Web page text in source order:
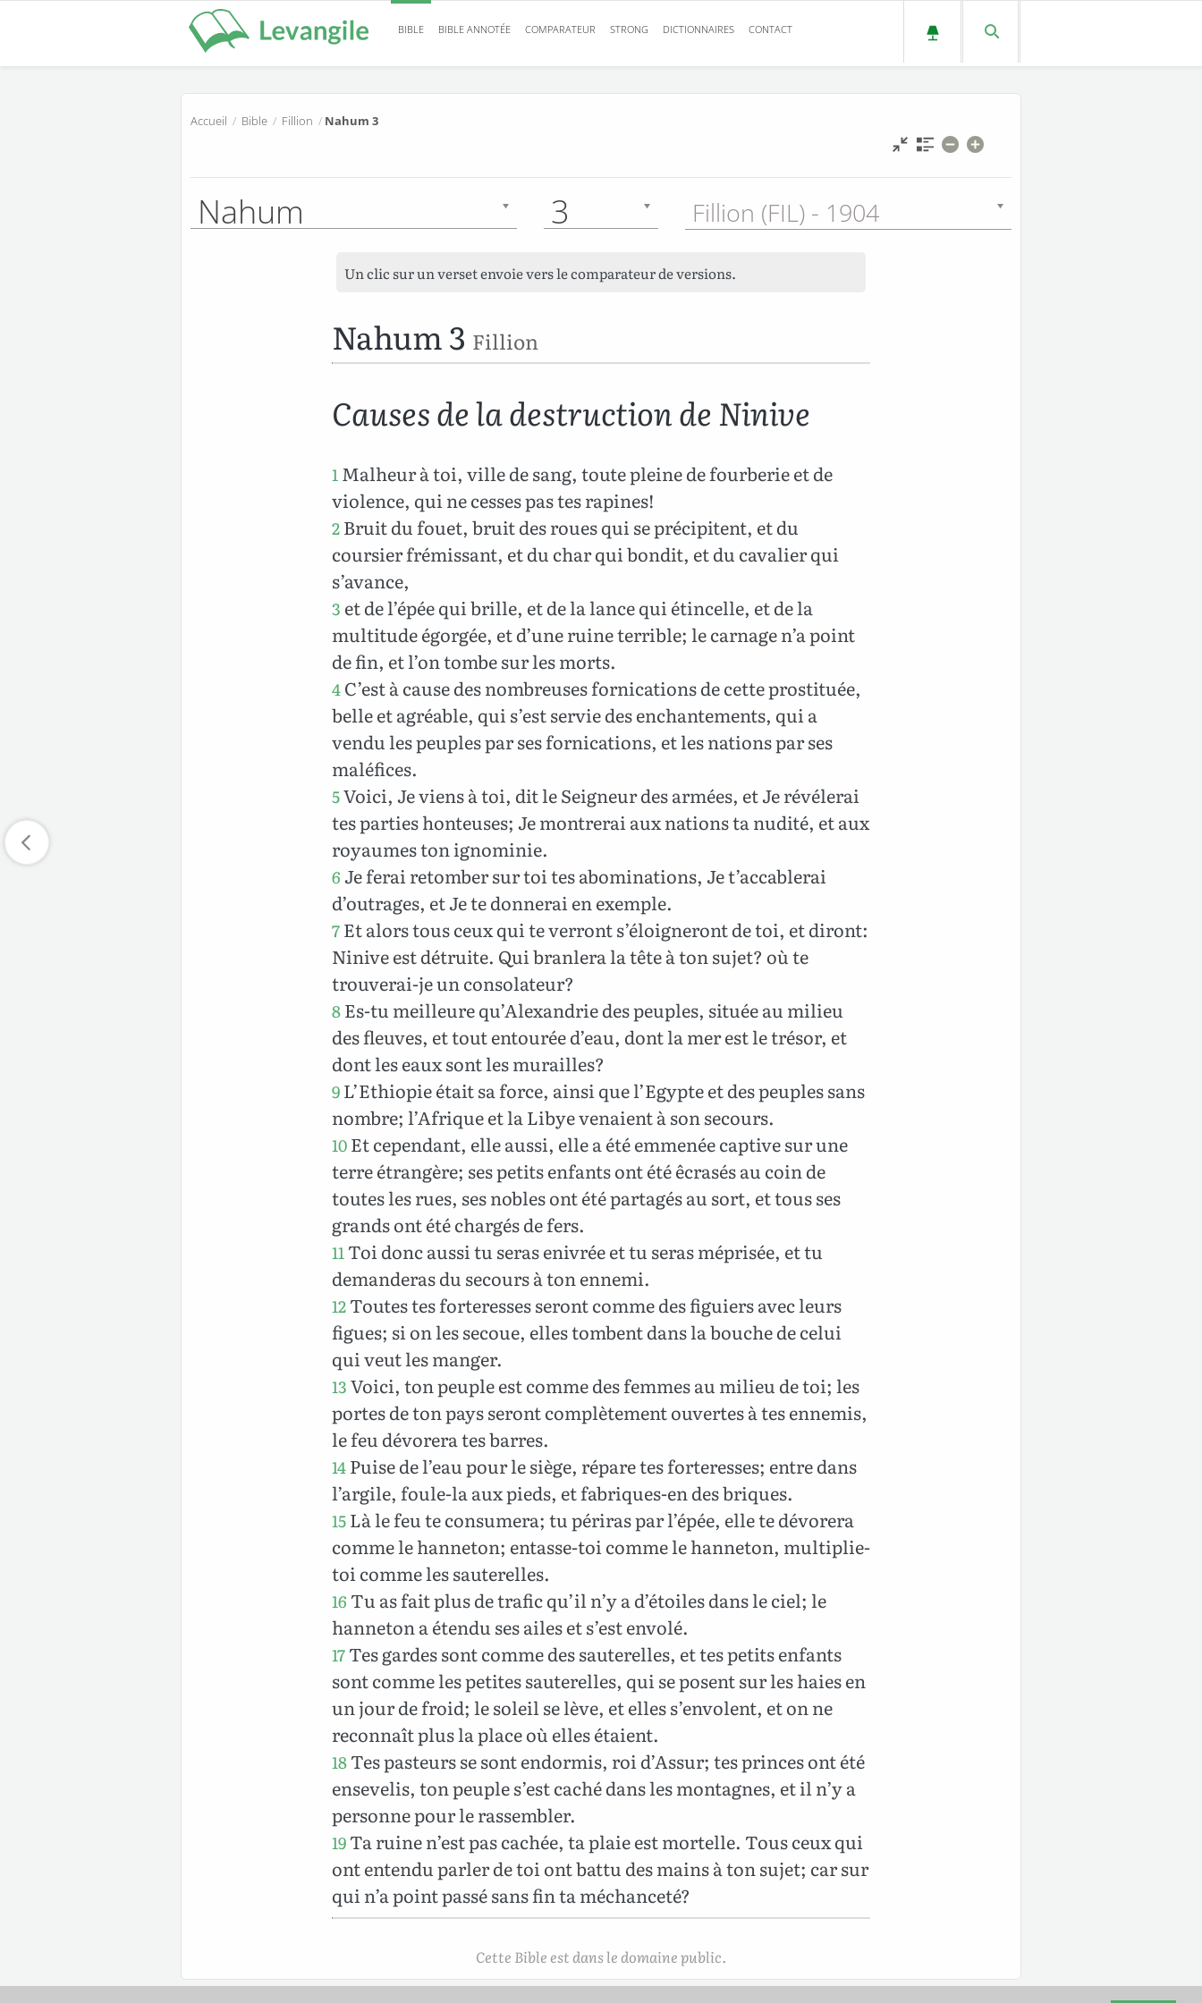
BIBLE BIBLE ANNOTÉE COMPARATEUR STRONG DICTIONNAIRES CONTACT
Accueil / Bible / Fillion / Nahum 3
Nahum 3 Fillion (FIL) - 1904
Un clic sur un verset envoie vers le comparateur de versions.
Nahum 3 Fillion
Causes de la destruction de Ninive
1Malheur à toi, ville de sang, toute pleine de fourberie et de
violence, qui ne cesses pas tes rapines!
2Bruit du fouet, bruit des roues qui se précipitent, et du
coursier frémissant, et du char qui bondit, et du cavalier qui
s’avance,
3 et de l’épée qui brille, et de la lance qui étincelle, et de la
multitude égorgée, et d’une ruine terrible; le carnage n’a point
de fin, et l’on tombe sur les morts.
4C’est à cause des nombreuses fornications de cette prostituée,
belle et agréable, qui s’est servie des enchantements, qui a
vendu les peuples par ses fornications, et les nations par ses
maléfices.
5Voici, Je viens à toi, dit le Seigneur des armées, et Je révélerai
tes parties honteuses; Je montrerai aux nations ta nudité, et aux
royaumes ton ignominie.
6 Je ferai retomber sur toi tes abominations, Je t’accablerai
d’outrages, et Je te donnerai en exemple.
7Et alors tous ceux qui te verront s’éloigneront de toi, et diront:
Ninive est détruite. Qui branlera la tête à ton sujet? où te
trouverai-je un consolateur?
8Es-tu meilleure qu’Alexandrie des peuples, située au milieu
des fleuves, et tout entourée d’eau, dont la mer est le trésor, et
dont les eaux sont les murailles?
9L’Ethiopie était sa force, ainsi que l’Egypte et des peuples sans
nombre; l’Afrique et la Libye venaient à son secours.
10Et cependant, elle aussi, elle a été emmenée captive sur une
terre étrangère; ses petits enfants ont été êcrasés au coin de
toutes les rues, ses nobles ont été partagés au sort, et tous ses
grands ont été chargés de fers.
11Toi donc aussi tu seras enivrée et tu seras méprisée, et tu
demanderas du secours à ton ennemi.
12Toutes tes forteresses seront comme des figuiers avec leurs
figues; si on les secoue, elles tombent dans la bouche de celui
qui veut les manger.
13Voici, ton peuple est comme des femmes au milieu de toi; les
portes de ton pays seront complètement ouvertes à tes ennemis,
le feu dévorera tes barres.
14Puise de l’eau pour le siège, répare tes forteresses; entre dans
l’argile, foule-la aux pieds, et fabriques-en des briques.
15Là le feu te consumera; tu périras par l’épée, elle te dévorera
comme le hanneton; entasse-toi comme le hanneton, multiplie-
toi comme les sauterelles.
16 Tu as fait plus de trafic qu’il n’y a d’étoiles dans le ciel; le
hanneton a étendu ses ailes et s’est envolé.
17Tes gardes sont comme des sauterelles, et tes petits enfants
sont comme les petites sauterelles, qui se posent sur les haies en
un jour de froid; le soleil se lève, et elles s’envolent, et on ne
reconnaît plus la place où elles étaient.
18Tes pasteurs se sont endormis, roi d’Assur; tes princes ont été
ensevelis, ton peuple s’est caché dans les montagnes, et il n’y a
personne pour le rassembler.
19Ta ruine n’est pas cachée, ta plaie est mortelle. Tous ceux qui
ont entendu parler de toi ont battu des mains à ton sujet; car sur
qui n’a point passé sans fin ta méchanceté?
Cette Bible est dans le domaine public.